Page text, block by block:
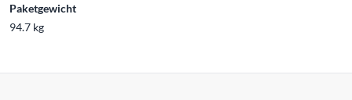
Paketgewicht
94.7 kg